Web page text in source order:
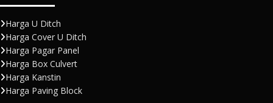
Harga U Ditch
Harga Cover U Ditch
Harga Pagar Panel
Harga Box Culvert
Harga Kanstin
Harga Paving Block